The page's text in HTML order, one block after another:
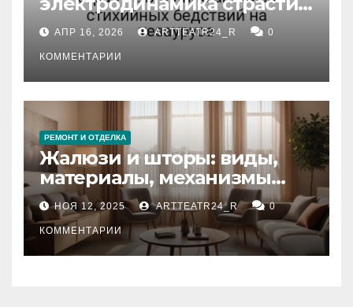
влияние анализа
стихийных бедствий на
тезауруса
АПР 16, 2026 ARTTEATR24_R 0
КОММЕНТАРИИ
РЕМОНТ И ОТДЕЛКА
Жалюзи и шторы: виды,
материалы, механизмы
управления и уход
НОЯ 12, 2025 ARTTEATR24_R 0
КОММЕНТАРИИ